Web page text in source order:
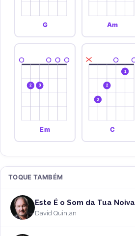
G Am
2 3
Em
3
2
1
C
TOQUE TAMBÉM
Este É o Som da Tua Noiva
David Quinlan